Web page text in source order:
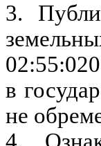
3.
в
не